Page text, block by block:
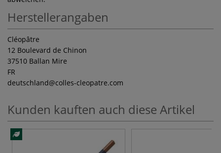
Herstellerangaben
Cléopâtre
12 Boulevard de Chinon
37510 Ballan Mire
FR
deutschland@colles-cleopatre.com
Kunden kauften auch diese Artikel